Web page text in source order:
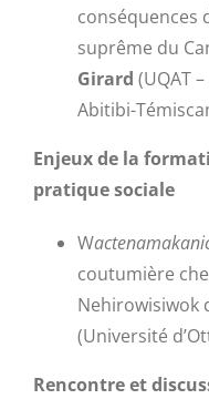
conséquences
suprême du
Girard (UQAT
Abitibi-
Enjeux de la
pratique sociale
W
coutumière
Nehirowisiwok
(Université
Rencontre et